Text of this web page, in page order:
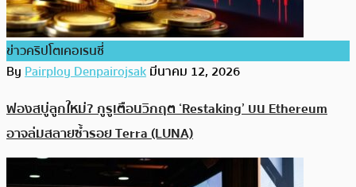
ข่าวคริปโตเคอเรนซี่
ByPairploy Denpairojsakมีนาคม 12, 2026
ฟองสบู่ลูกใหม่? กูรูเตือนวิกฤต ‘Restaking’ บน Ethereum
อาจล่มสลายซ้ำรอย Terra (LUNA)